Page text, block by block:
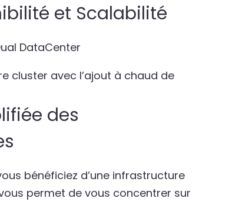
et Scalabilité
DataCenter
cluster avec l’ajout à chaud de
des
bénéficiez d’une infrastructure
permet de vous concentrer sur